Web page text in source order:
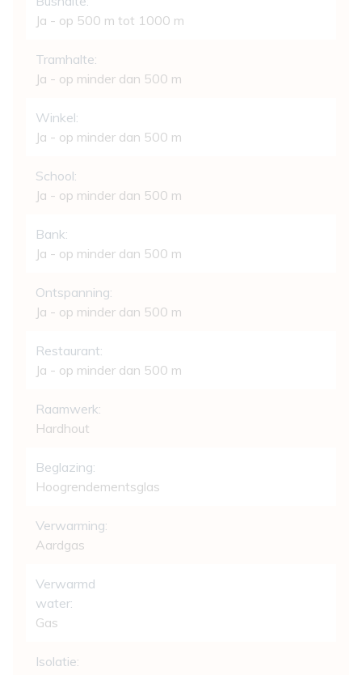
Ja - op 500 m tot 1000 m
Tramhalte:
Ja - op minder dan 500 m
Winkel:
Ja - op minder dan 500 m
School:
Ja - op minder dan 500 m
Bank:
Ja - op minder dan 500 m
Ontspanning:
Ja - op minder dan 500 m
Restaurant:
Ja - op minder dan 500 m
Raamwerk:
Hardhout
Beglazing:
Hoogrendementsglas
Verwarming:
Aardgas
Verwarmd
water:
Gas
Isolatie: